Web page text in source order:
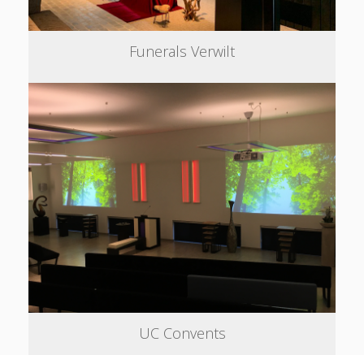
Funerals Verwilt
UC Convents